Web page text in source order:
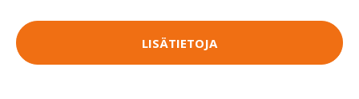
LISÄTIETOJA